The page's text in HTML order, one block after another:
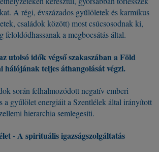
A régi, évszázados gyűlöletek és karmikus
családok között) most csúcsosodnak ki,
feloldódhassanak a megbocsátás által.
utolsó idők végső szakaszában aFöld
hálójának teljes áthangolásátvégzi.
során felhalmozódott negatív emberi
a gyűlölet energiáit a Szentlélek által irányított
hierarchia semlegesíti.
- A spirituális igazságszolgáltatás